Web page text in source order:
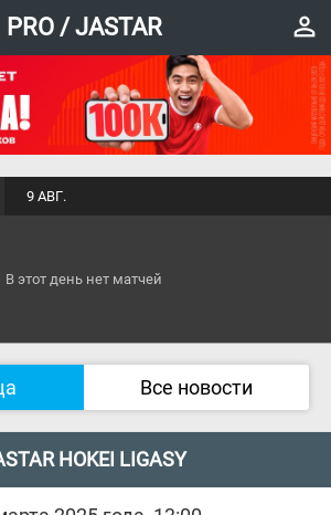
PRO / JASTAR perm_identity
9 АВГ.
В этот день нет матчей
Все новости
HOKEI LIGASY